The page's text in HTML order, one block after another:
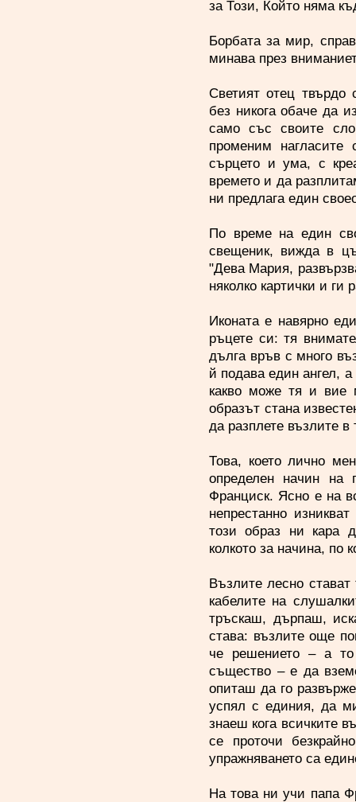
за Този, Който няма
Борбата за мир,
минава през
Светият отец твърдо
без никога обаче да
само със своите
променим
сърцето и ума, с
времето и да
ни предлага един
По време на един
свещеник, вижда в
"Дева Мария,
няколко картички и
Иконата е навярно
ръцете си: тя
дълга връв с много
й подава един ангел,
какво може тя и вие
образът стана
да разплете възлите в
Това, което лично
определен начин на
Франциск. Ясно е на
непрестанно
този образ ни кара
колкото за начина, по
Възлите лесно
кабелите на
тръскаш, дърпаш,
става: възлите още
че решението – а
същество – е да
опиташ да го
успял с единия, да
знаеш кога всичките
се проточи
упражняването са
На това ни учи папа